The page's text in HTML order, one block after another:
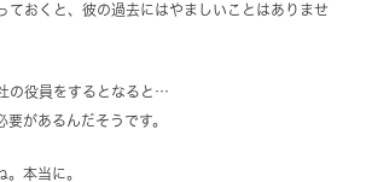
ておくと、彼の過去にはやましいことはありませ
の役員をするとなると…
があるんだそうです。
。本当に。